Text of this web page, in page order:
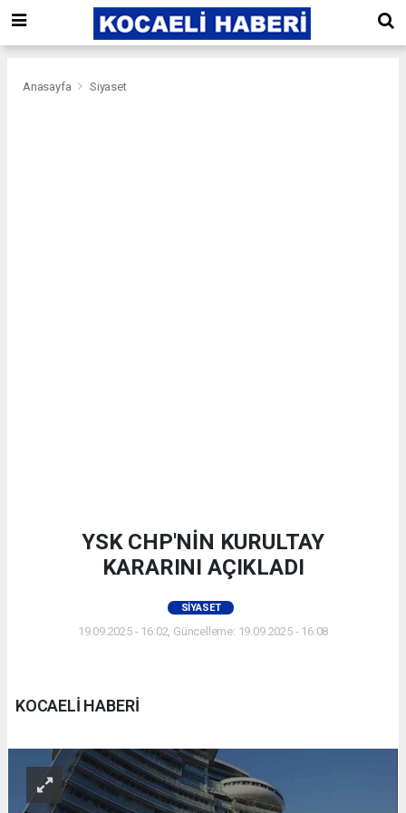
Anasayfa Siyaset
YSK CHP'NİN KURULTAY
KARARINI AÇIKLADI
SIYASET
19.09.2025 - 16:02, Güncelleme: 19.09.2025 - 16:08
KOCAELİ HABERİ